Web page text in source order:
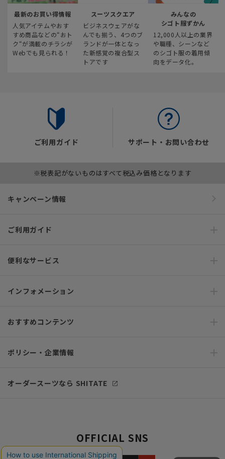
最新のお買い得情報
人気アイテムやおす
すめ商品などの“おト
ク“が満載のチラシが
Webでも見られる！
スーツスクエア
ビジネスウェアがな
んでも揃う、4つのブ
ランドが一体となっ
た新感覚の複合型ス
トアです
みんなの
シゴト服ずかん
12,000人以上の業界
や職種、シーンなど
のシゴト服の着用傾
向をデータ化。
ご利用ガイド サポート・お問い合わせ
※税表記がないものはすべて税込み価格となります
キャンペーン情報
ご利用ガイド
便利なサービス
インフォメーション
おすすめコンテンツ
ポリシー・企業情報
オーダースーツなら SHITATE
OFFICIAL SNS